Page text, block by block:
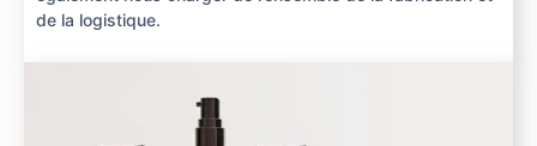
de la logistique.